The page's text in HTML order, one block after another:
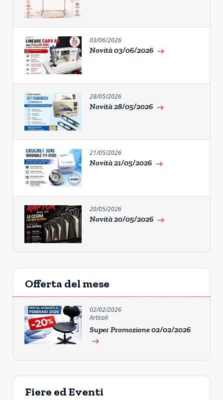
03/06/2026
Novità 03/06/2026 east
28/05/2026
Novità 28/05/2026 east
21/05/2026
Novità 21/05/2026 east
20/05/2026
Novità 20/05/2026 east
Offerta del mese
02/02/2026
Articoli
Super Promozione 02/02/2026
east
Fiere ed Eventi